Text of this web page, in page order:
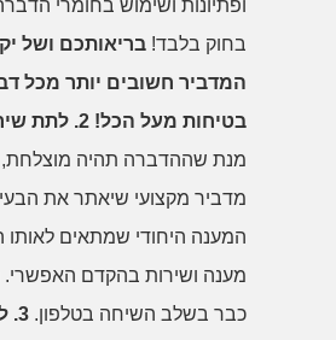
ופתיונות ושימוש בחומרי
בחוק בלבד! בריאותכם ושל
המדביר חשובים יותר מכל
בטיחות מעל הכל! 2. לתת שירות מצויין!
מנת שההדברה תהיה מוצלחת,
מדביר מקצועי שיאתר את
המענה היחודי שמתאים לאותו
מענה ושירות בהקדם האפשרי.
כבר בשלב השיחה בטלפון.
3.